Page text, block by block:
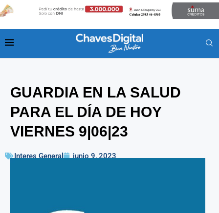
GUARDIA EN LA SALUD
PARA EL DÍA DE HOY
VIERNES 9|06|23
Interes General junio 9, 2023